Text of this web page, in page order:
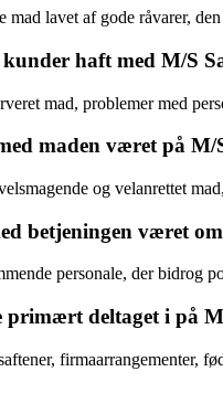
lavet af gode råvarer,
haft med M/S
mad, problemer med
maden været på M/
og velanrettet
betjeningen været
personale, der bidrog
deltaget i på
firmaarrangementer,